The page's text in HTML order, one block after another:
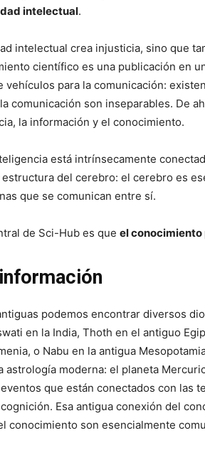
intelectual.
intelectual crea injusticia, sino que
científico es una publicación en
vehículos para la comunicación:
comunicación son inseparables. De
la información y el conocimiento.
está intrínsecamente
del cerebro: el cerebro es
que se comunican entre sí.
de Sci-Hub es que el conocimiento
podemos encontrar diversos
en la India, Thoth en el antiguo
o Nabu en la antigua
astrología moderna: el planeta
que están conectados con las
Esa antigua conexión del
conocimiento son esencialmente